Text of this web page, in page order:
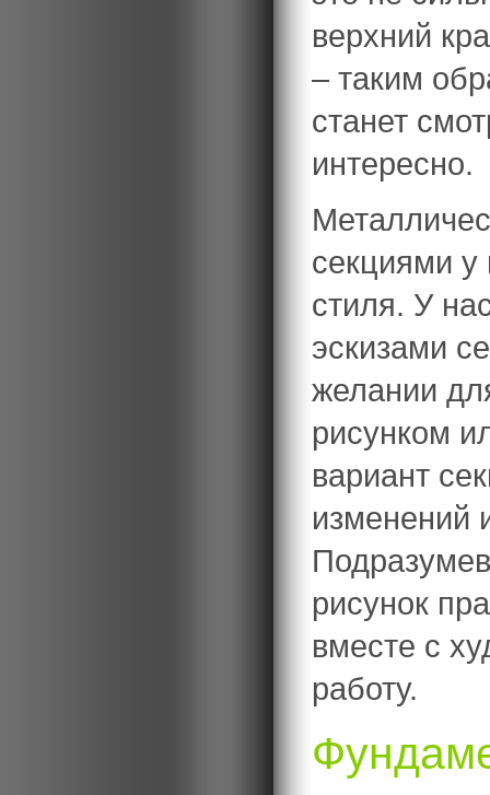
верхний
– таким
станет
интересно.
секциями у
стиля. У
эскизами
желании
рисунком
вариант
изменений
рисунок
вместе с
работу.